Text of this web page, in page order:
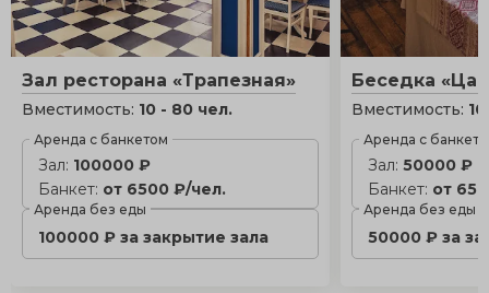
Зал ресторана «Трапезная»
Вместимость: 10 - 80 чел.
Аренда с банкетом
Зал: 100000 ₽
Банкет: от 6500 ₽/чел.
Аренда без еды
100000 ₽ за закрытие зала
Беседка
Вместимость:
Аренда с
Зал:50000 ₽
Банкет: от
Аренда без еды
50000 ₽ за